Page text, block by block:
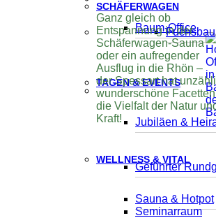
SCHÄFERWAGEN
Fuchsbau
Baum-Office
TAGEN & EVENTS
Jubiläen &
Geführter
Seminarraum
Ganz gleich ob
Entspannung in der
Schäferwagen-Sauna
oder ein aufregender
Ausflug in die Rhön –
der Spessart hat
wunderschöne
die Vielfalt der Natur
Kraft!
WELLNESS & VITAL
Sauna & Hotpot